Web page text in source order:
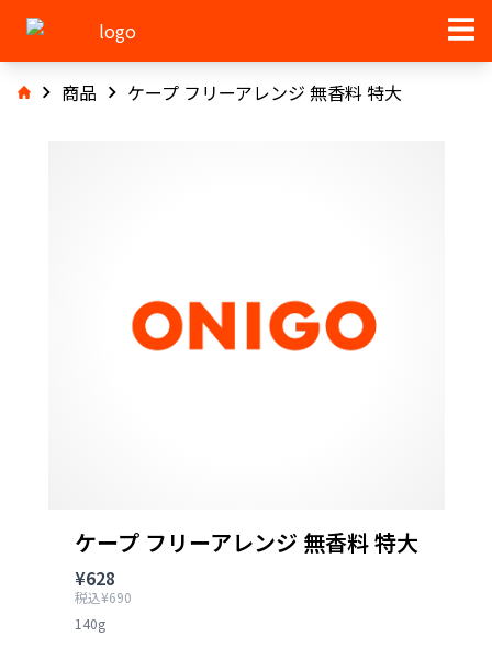
商品 ケープ フリーアレンジ 無香料 特大
ケープ フリーアレンジ 無香料 特大
¥628
税込¥690
140g